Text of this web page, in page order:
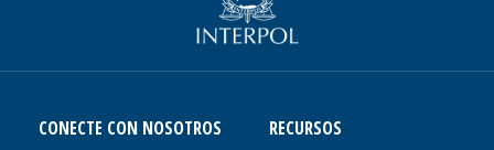
CONECTE CON NOSOTROS RECURSOS